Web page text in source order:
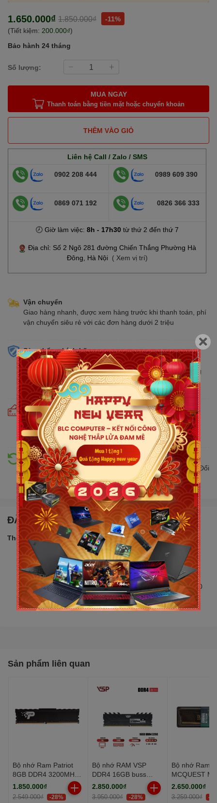
1.650.000₫ 1.850.000₫
-11%
(Tiết kiệm: 200.000₫)
Bảo hành 24 tháng
Số lượng:
MUA NGAY
Thanh toán bằng tiền mặt hoặc chuyển khoản
THÊM VÀO GIỎ
Liên hệ Call / Zalo / SMS
0902 208 444 0989 609 390
0869 071 192 0826 366 333
🕗 Giờ làm việc: 8h - 17h30từ thứ 2 đến thứ 7
Địa chỉ: Số 2 Ngõ 281 đường Chiến Thắng Phường Hà
Đông, Hà Nội ( Xem vị trí)
Vận chuyển
Giao hàng nhanh, được xem hàng trước khi thanh toán, phí
vận chuyển siêu rẻ với các đơn hàng dưới 2 triệu
Sản phẩm chính hãng
Cam kết bán hàng chính hãng phân phối tại Việt Nam,
chúng tôi tự hào là đại lý chính thức của tất cả các thương
hiệu kinh doanh sản phẩm CNTT trên thị trường
Cam kết giá tốt
Giá tốt hơn từ 10% - 30% so với thị trường. Liên tục cập
nhật giá mới nhất, cạnh tranh
Hỗ trợ đổi trả
Đổi trả hàng lên đến 30 ngày nếu có lỗi do nhà sản xuất. Đổi
trả hàng không cần lý do với mức phí ưu đãi
ĐẶC ĐIỂM NỔI BẬT
Thống số sản phẩm:
Socket: LGA1200 Hỗ trợ CPU thế hệ 11 và thế hệ 10
Kích thước: microATX
Khe cắm RAM: 2 khe (Tối đa 64GB)
Khe cắm mở rộng: 1 x PCIe 4.0/3.0 x16 slot, 1 x PCIe 3.0
x1 slot
Khe cắm ổ cứng: 4 x SATA 6Gb/s ports
Sản phẩm liên quan
Bộ nhớ Ram Patriot
8GB DDR4 3200MHz
Tản Nhiệt
1.850.000₫
2.549.000₫ -28%
Bộ nhớ RAM VSP
DDR4 16GB buss
3200MHz - Black
2.850.000₫
3.950.000₫ -28%
Bộ nhớ Ram
MCQUEST
16GB DDR4
2.650.000₫
3.259.000₫ -